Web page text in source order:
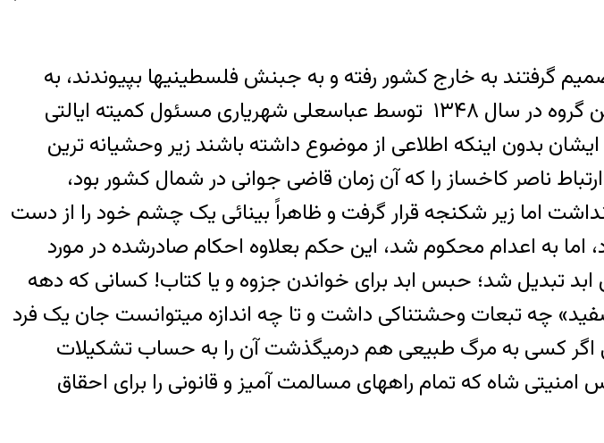
به خارج کشور رفته و به جبنش فلسطینیها بپیوندند، به
همین دلیل این عده بعد از دستگیری به گروه فلسطین مشهور شدند. این گروه در سال ۱۳۴۸ توسط عباسعلی شهریاری مسئول کمیته ایالتی
بدون اینکه اطلاعی از موضوع داشته باشند زیر وحشیانه ترین
ناصر کاخساز را که آن زمان قاضی جوانی در شمال کشور بود،
نداشت اما زیر شکنجه قرار گرفت و ظاهراً بینائی یک چشم خود را از دست
اما به اعدام محکوم شد، این حکم بعلاوه احکام صادرشده در مورد
تبدیل شد؛ حبس ابد برای خواندن جزوه و یا کتاب! کسانی که دهه
سفید» چه تبعات وحشتناکی داشت و تا چه اندازه میتوانست جان یک فرد
اگر کسی به مرگ طبیعی هم درمیگذشت آن را به حساب تشکیلات
شاه که تمام راههای مسالمت آمیز و قانونی را برای احقاق